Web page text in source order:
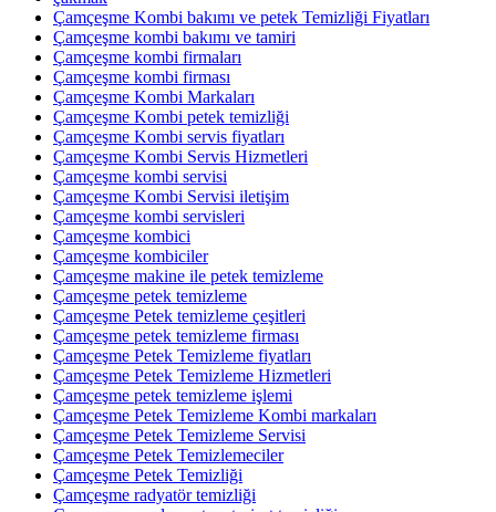
Çamçeşme Kombi bakımı ve petek Temizliği Fiyatları
Çamçeşme kombi bakımı ve tamiri
Çamçeşme kombi firmaları
Çamçeşme kombi firması
Çamçeşme Kombi Markaları
Çamçeşme Kombi petek temizliği
Çamçeşme Kombi servis fiyatları
Çamçeşme Kombi Servis Hizmetleri
Çamçeşme kombi servisi
Çamçeşme Kombi Servisi iletişim
Çamçeşme kombi servisleri
Çamçeşme kombici
Çamçeşme kombiciler
Çamçeşme makine ile petek temizleme
Çamçeşme petek temizleme
Çamçeşme Petek temizleme çeşitleri
Çamçeşme petek temizleme firması
Çamçeşme Petek Temizleme fiyatları
Çamçeşme Petek Temizleme Hizmetleri
Çamçeşme petek temizleme işlemi
Çamçeşme Petek Temizleme Kombi markaları
Çamçeşme Petek Temizleme Servisi
Çamçeşme Petek Temizlemeciler
Çamçeşme Petek Temizliği
Çamçeşme radyatör temizliği